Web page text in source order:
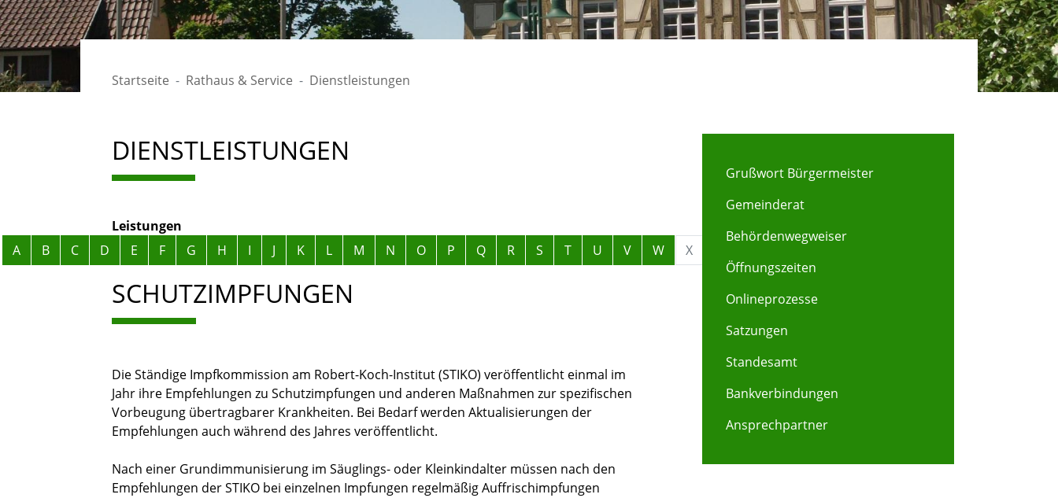
Startseite Rathaus & Service Dienstleistungen
DIENSTLEISTUNGEN
Leistungen
Alphabetisches Register überspringen
A B C D E F G H I J K L M N O P Q R S T U V W X
SCHUTZIMPFUNGEN
Die Ständige Impfkommission am Robert-Koch-Institut (STIKO) veröffentlicht einmal im
Jahr ihre Empfehlungen zu Schutzimpfungen und anderen Maßnahmen zur spezifischen
Vorbeugung übertragbarer Krankheiten. Bei Bedarf werden Aktualisierungen der
Empfehlungen auch während des Jahres veröffentlicht.
Nach einer Grundimmunisierung im Säuglings- oder Kleinkindalter müssen nach den
Empfehlungen der STIKO bei einzelnen Impfungen regelmäßig Auffrischimpfungen
Grußwort Bürgermeister
Gemeinderat
Behördenwegweiser
Öffnungszeiten
Onlineprozesse
Satzungen
Standesamt
Bankverbindungen
Ansprechpartner